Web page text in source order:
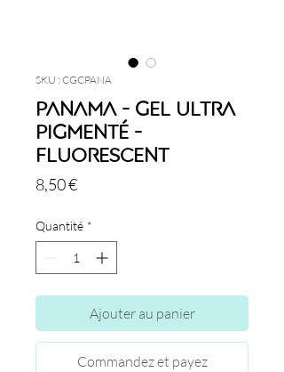
SKU : CGCPANA
Panama - Gel Ultra
Pigmenté -
Fluorescent
8,50 €Prix
Quantité *
Ajouter au panier
Commandez et payez